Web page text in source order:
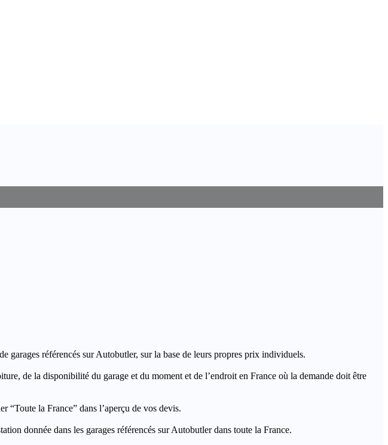
garages référencés sur Autobutler, sur la base de leurs propres prix individuels.
de la disponibilité du garage et du moment et de l’endroit en France où la demande doit être
“Toute la France” dans l’aperçu de vos devis.
donnée dans les garages référencés sur Autobutler dans toute la France.